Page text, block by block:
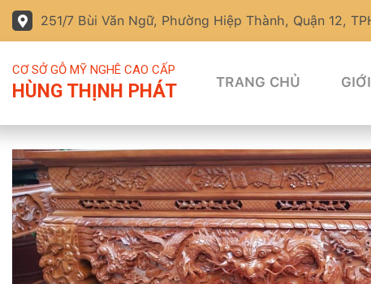
251/7 Bùi Văn Ngữ, Phường Hiệp Thành, Quận 12,
CƠ SỞ GỖ MỸ NGHÊ CAO CẤP
HÙNG THỊNH PHÁT TRANG CHỦ